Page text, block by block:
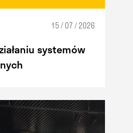
15 / 07 / 2026
systemów